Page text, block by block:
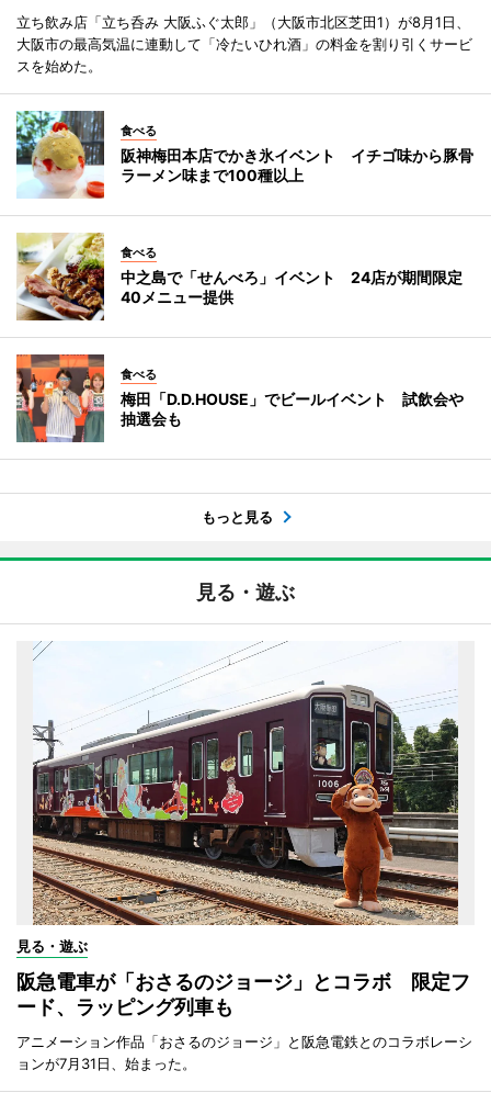
立ち飲み店「立ち呑み 大阪ふぐ太郎」（大阪市北区芝田1）が8月1日、
大阪市の最高気温に連動して「冷たいひれ酒」の料金を割り引くサービ
スを始めた。
食べる
阪神梅田本店でかき氷イベント イチゴ味から豚骨
ラーメン味まで100種以上
食べる
中之島で「せんべろ」イベント 24店が期間限定
40メニュー提供
食べる
梅田「D.D.HOUSE」でビールイベント 試飲会や
抽選会も
もっと見る
見る・遊ぶ
見る・遊ぶ
阪急電車が「おさるのジョージ」とコラボ 限定フ
ード、ラッピング列車も
アニメーション作品「おさるのジョージ」と阪急電鉄とのコラボレーシ
ョンが7月31日、始まった。